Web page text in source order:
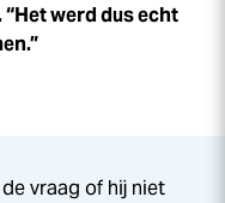
werd dus echt
vraag of hij niet